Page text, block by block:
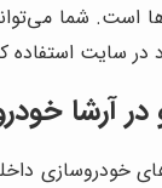
است. شما
در سایت
آرشا
خودروسازی